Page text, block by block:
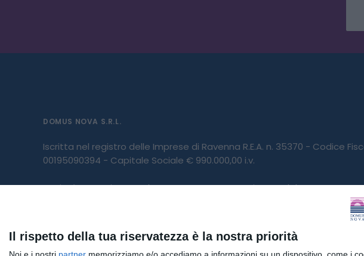
Il rispetto della tua riservatezza è la nostra priorità
DOMUS NOVA S.R.L.
Iscritta nel registro delle Imprese di Ravenna R.E.A. n. 35370 - Codice
00195090394 - Capitale Sociale € 990.000,00 i.v.
Società partecipante al gruppo IVA “GHC”, Partita IVA del gruppo
Società sottoposta a direzione e coordinamento di GHC S.p.A. Partita IVA
del gruppo 03831150366 e Codice Fiscale 06103021009